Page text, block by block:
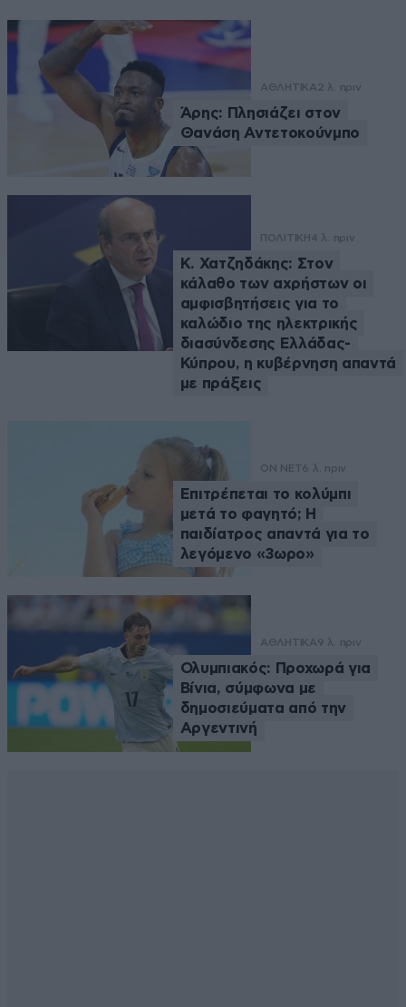
ΑΘΛΗΤΙΚΑ2 λ. πριν
Άρης: Πλησιάζει στον
Θανάση Αντετοκούνμπο
ΠΟΛΙΤΙΚΗ4 λ. πριν
Κ. Χατζηδάκης: Στον
κάλαθο των αχρήστων οι
αμφισβητήσεις για το
καλώδιο της ηλεκτρικής
διασύνδεσης Ελλάδας-
Κύπρου, η κυβέρνηση απαντά
με πράξεις
ON NET6 λ. πριν
Επιτρέπεται το κολύμπι
μετά το φαγητό; Η
παιδίατρος απαντά για το
λεγόμενο «3ωρο»
ΑΘΛΗΤΙΚΑ9 λ. πριν
Ολυμπιακός: Προχωρά για
Βίνια, σύμφωνα με
δημοσιεύματα από την
Αργεντινή